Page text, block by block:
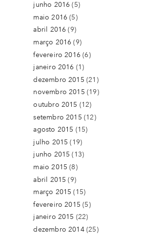
junho 2016 (5)
maio 2016 (5)
abril 2016 (9)
março 2016 (9)
fevereiro 2016(6)
janeiro 2016 (1)
dezembro 2015 (21)
novembro 2015 (19)
outubro 2015 (12)
setembro 2015 (12)
agosto 2015 (15)
julho 2015 (19)
junho 2015 (13)
maio 2015 (8)
abril 2015 (9)
março 2015 (15)
fevereiro 2015 (5)
janeiro 2015 (22)
dezembro 2014(25)